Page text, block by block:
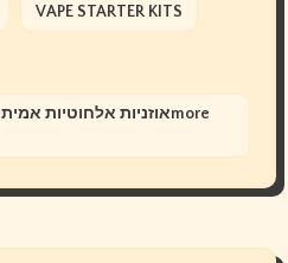
VAPE STARTER KITS